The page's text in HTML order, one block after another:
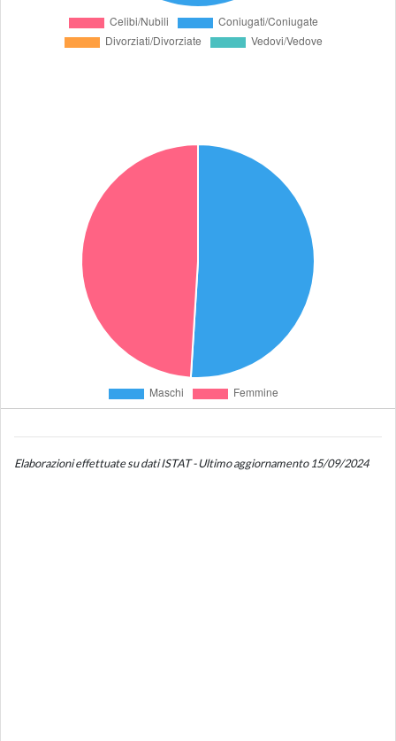
Elaborazioni effettuate su dati ISTAT - Ultimo aggiornamento 15/09/2024